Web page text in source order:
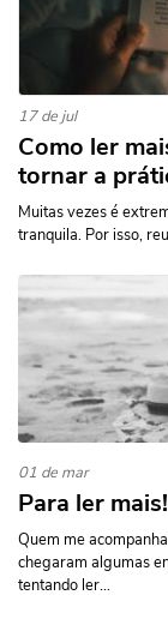
17 de jul
Como ler
tornar a
Muitas vezes é
tranquila. Por isso,
01 de mar
Para ler mais!
Quem me
chegaram algumas
tentando ler...